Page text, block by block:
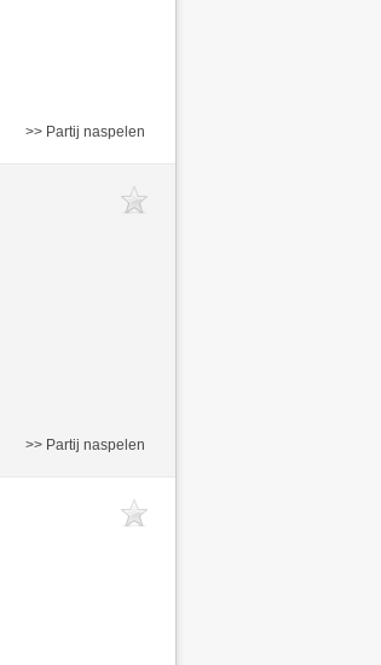
>> Partij naspelen
>> Partij naspelen